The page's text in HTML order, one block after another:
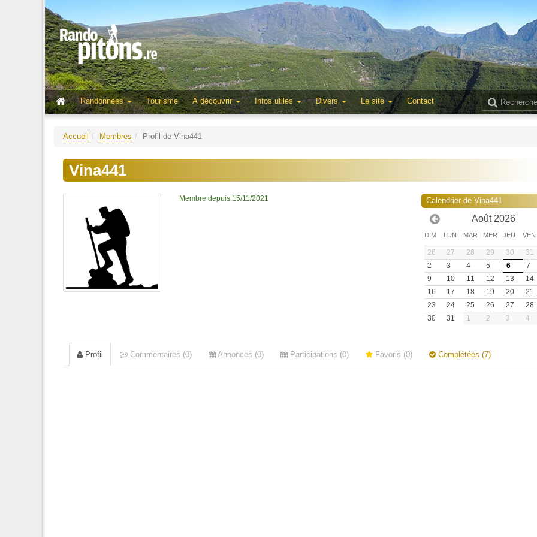
Randonnées
Tourisme À découvrir Infos utiles Divers Le site Contact
Accueil Membres Profil de Vina441
Vina441
Membre depuis 15/11/2021 Calendrier de Vina441
Août 2026
DIM LUN MAR MER JEU VEN
26 27 28 29 30 31
2
3 4 5 6 7
9
10 11 12 13 14
16
17 18 19 20 21
23
24 25 26 27 28
30
31 1 2 3 4
Profil Commentaires (0) Annonces (0) Participations (0) Favoris (0) Complétées (7)